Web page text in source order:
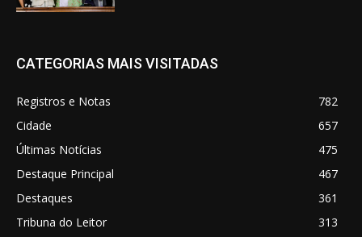
CATEGORIAS MAIS VISITADAS
Registros e Notas
782
Cidade
657
Últimas Notícias
475
Destaque Principal
467
Destaques
361
Tribuna do Leitor
313